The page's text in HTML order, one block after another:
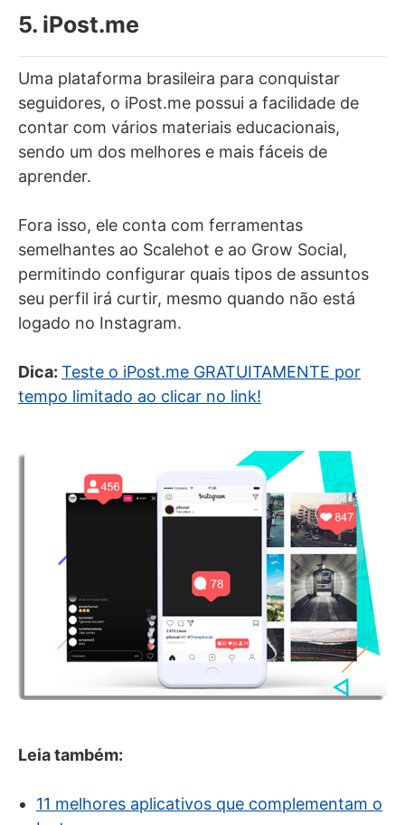
5. iPost.me
Uma plataforma brasileira para conquistar
seguidores, o iPost.me possui a facilidade de
contar com vários materiais educacionais,
sendo um dos melhores e mais fáceis de
aprender.
Fora isso, ele conta com ferramentas
semelhantes ao Scalehot e ao Grow Social,
permitindo configurar quais tipos de assuntos
seu perfil irá curtir, mesmo quando não está
logado no Instagram.
Dica: Teste o iPost.me GRATUITAMENTE por
tempo limitado ao clicar no link!
Leia também:
11 melhores aplicativos que complementam o